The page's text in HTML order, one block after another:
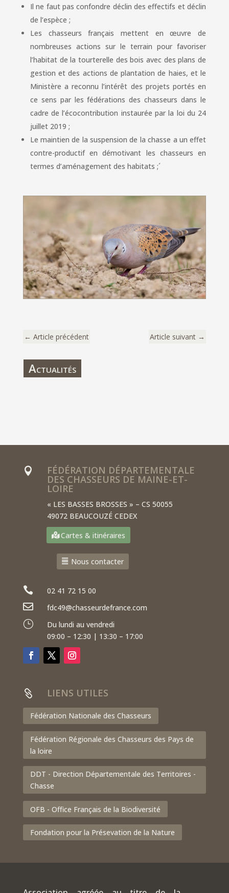
Il ne faut pas confondre déclin des effectifs et déclin
de l’espèce ;
Les chasseurs français mettent en œuvre de
nombreuses actions sur le terrain pour favoriser
l’habitat de la tourterelle des bois avec des plans de
gestion et des actions de plantation de haies, et le
Ministère a reconnu l’intérêt des projets portés en
ce sens par les fédérations des chasseurs dans le
cadre de l’écocontribution instaurée par la loi du 24
juillet 2019 ;
Le maintien de la suspension de la chasse a un effet
contre-productif en démotivant les chasseurs en
termes d’aménagement des habitats ;´
← Article précédent Article suivant →
Actualités
 FÉDÉRATION DÉPARTEMENTALE
DES CHASSEURS DE MAINE-ET-
LOIRE
« LES BASSES BROSSES » – CS 50055
49072 BEAUCOUZÉ CEDEX
Cartes & itinéraires
Nous contacter
 02 41 72 15 00
 fdc49@chasseurdefrance.com
}
Du lundi au vendredi
09:00 – 12:30 | 13:30 – 17:00
 LIENS UTILES
Fédération Nationale des Chasseurs
Fédération Régionale des Chasseurs des Pays de
la loire
DDT - Direction Départementale des Territoires -
Chasse
OFB - Office Français de la Biodiversité
Fondation pour la Présevation de la Nature